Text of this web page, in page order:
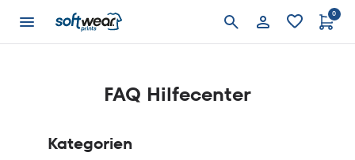
Anmelden
0
FAQ Hilfecenter
Kategorien